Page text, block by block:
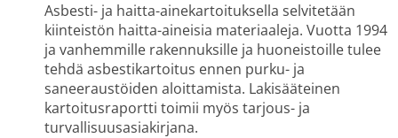
Asbesti- ja haitta-ainekartoituksella selvitetään
kiinteistön haitta-aineisia materiaaleja. Vuotta 1994
ja vanhemmille rakennuksille ja huoneistoille tulee
tehdä asbestikartoitus ennen purku- ja
saneeraustöiden aloittamista. Lakisääteinen
kartoitusraportti toimii myös tarjous- ja
turvallisuusasiakirjana.